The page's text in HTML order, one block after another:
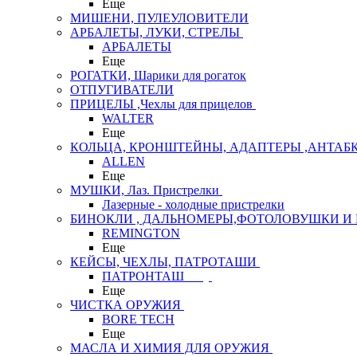
Еще
МИШЕНИ, ПУЛЕУЛОВИТЕЛИ
АРБАЛЕТЫ, ЛУКИ, СТРЕЛЫ
АРБАЛЕТЫ
Еще
РОГАТКИ, Шарики для рогаток
ОТПУГИВАТЕЛИ
ПРИЦЕЛЫ ,Чехлы для прицелов
WALTER
Еще
КОЛЬЦА, КРОНШТЕЙНЫ, АДАПТЕРЫ
ALLEN
Еще
МУШКИ, Лаз. Пристрелки
Лазерные - холодные пристрелки
БИНОКЛИ , ДАЛЬНОМЕРЫ,ФОТОЛОВУШКИ И
REMINGTON
Еще
КЕЙСЫ, ЧЕХЛЫ, ПАТРОТАШИ
ПАТРОНТАШ
Еще
ЧИСТКА ОРУЖИЯ
BORE TECH
Еще
МАСЛА И ХИМИЯ ДЛЯ ОРУЖИЯ